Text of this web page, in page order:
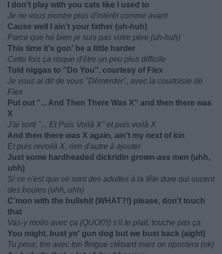
I don't play with you cats like I used to
Je ne vous montre plus d'intérêt comme avant
Cause well I ain't your father (uh-huh)
Parce que hé bien je suis pas votre père (uh-huh)
This time it's gon' be a little harder
Cette fois ça risque d'être un peu plus difficile
Told niggas to "Do You", courtesy of Flex
Je vous ai dit de vous "Démerder", avec la courtoisie de
Flex
Put out "... And Then There Was X" and then there was
X
J'ai sorti "... Et Puis Voilà X" et puis voilà X
And then there was X again, ain't my next of kin
Et puis revoilà X, rien d'autre à ajouter
Just some hardheaded dickridin grown-ass men (uhh,
uhh)
Si ce n'est que ce sont des adultes à la tête dure qui sucent
des boules (uhh, uhh)
C'mon with the bullshit (WHAT?!) please, don't touch
that
Vas-y mollo avec ça (QUOI?!) s'il te plait, touche pas ça
You might, bust yo' gun dog but we bust back (aight)
Tu peux, tire avec ton flingue clébard mais on ripostera (ok)